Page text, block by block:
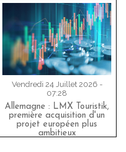
Vendredi 24 Juillet 2026 -
07:28
Allemagne : LMX Touristik,
première acquisition d'un
projet européen plus
ambitieux